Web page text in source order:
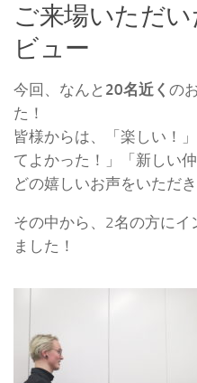
ご来場いただ
ビュー
今回、なんと 20名近く の
た！
皆様からは、「楽しい！
てよかった！」「新しい
どの嬉しいお声をいただき
その中から、2名の方にイ
ました！